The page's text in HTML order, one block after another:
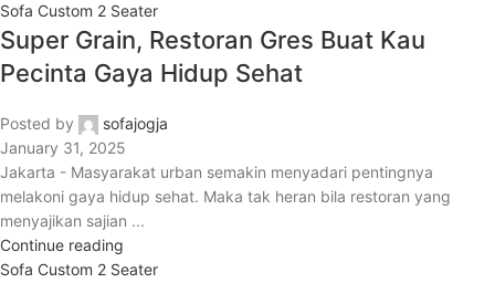
Sofa Custom 2 Seater
Super Grain, Restoran Gres Buat Kau
Pecinta Gaya Hidup Sehat
Posted by
sofajogja
January 31, 2025
Jakarta - Masyarakat urban semakin menyadari pentingnya
melakoni gaya hidup sehat. Maka tak heran bila restoran yang
menyajikan sajian ...
Continue reading
Sofa Custom 2 Seater